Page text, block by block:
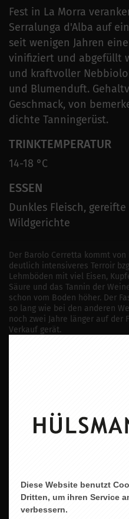
Fest in La Morra
Serralunga d'Alba auf
seit wenigen Jahren
vinifiziert und abgefüllt
und kraftvoller
und Blumenduft.
Geschmack, von
dichte Tanningerüst.
TRINKTEMPERATUR
14-18 °C
ESSEN
Dunkles Fleisch,
Wildgerichte
Der Barolo Cerretta kommt
deutlich intensiveres Terroir
Lehmböden mit viel Eisen,
Säure und das Tannin der
schon vom Boden höher. Der
so lang wie bei den anderen
noch zwei Jahre länger auf der
Verkauf gerät.
Geschmacksrichtung
Italien
Region
Diese Website benutzt
Dritten, um ihren Service
verbessern.